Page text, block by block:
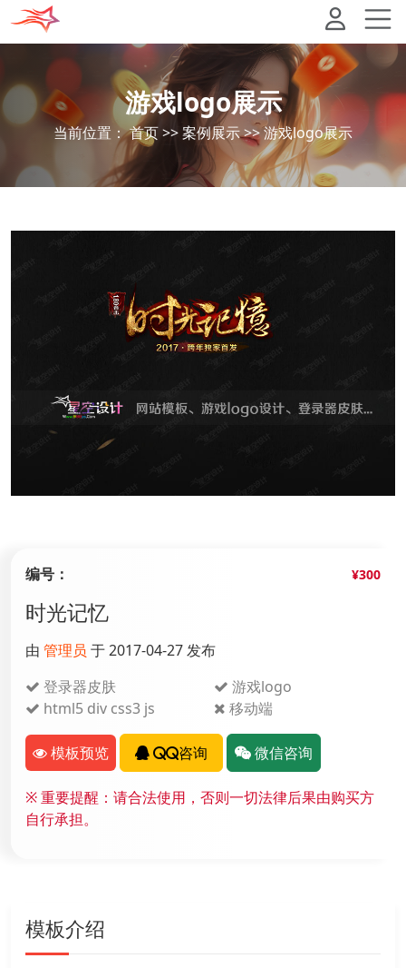
游戏logo展示
当前位置：首页>>案例展示>>游戏logo展示
编号： ¥300
时光记忆
由 管理员 于 2017-04-27 发布
登录器皮肤
游戏logo
html5 div css3 js
移动端
模板预览 QQ咨询 微信咨询
※重要提醒：请合法使用，否则一切法律后果由购买方
自行承担。
模板介绍